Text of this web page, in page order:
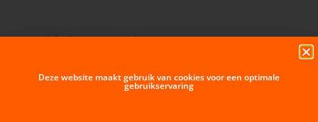
Overzichtfoto Quarlushavenstraat
VORIGE BERICHT
Nieuw pleidooi voor ontmoediging hout stoken
VOLGENDE BERICHT
Deze website maakt gebruik van cookies voor een optimale
gebruikservaring